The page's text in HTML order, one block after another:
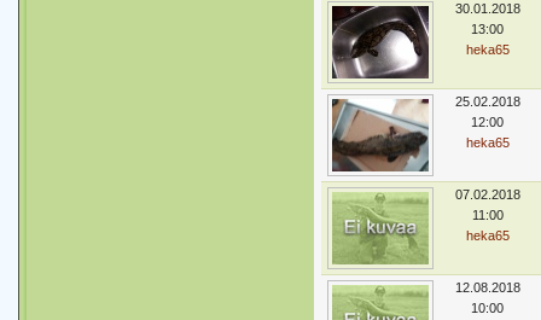
30.01.2018
13:00
heka65
25.02.2018
12:00
heka65
07.02.2018
11:00
heka65
12.08.2018
10:00